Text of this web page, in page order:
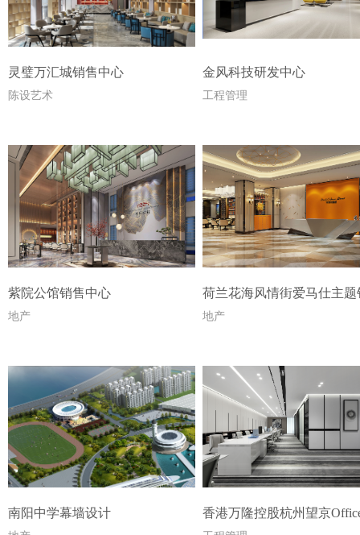
灵璧万汇城销售中心
陈设艺术
金风科技研发中心
工程管理
紫院公馆销售中心
地产 地产
南阳中学幕墙设计